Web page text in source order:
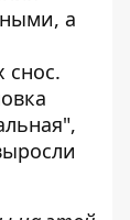
, а
снос.